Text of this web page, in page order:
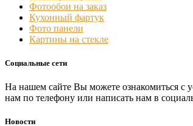
Фотообои на заказ
Кухонный фартук
Фото панели
Картины на стекле
Социальные сети
На нашем сайте Вы можете ознакомиться с
нам по телефону или написать нам в
Новости